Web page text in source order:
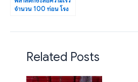
จำนวน 100 ท่อน โรง
Related Posts